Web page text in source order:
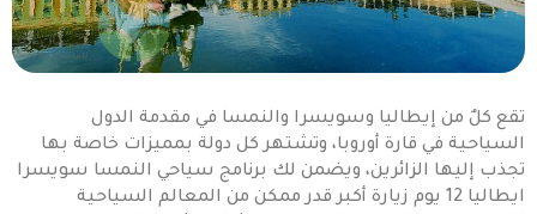
تقع كلٌ من إيطاليا وسويسرا والنمسا في مقدمة الدول
السياحية في قارة أوروبا، وتشتهر كل دولة بمميزات خاصة بها
تجذب إليها الزائرين، ويضمن لك برنامج سياحي النمسا سويسرا
ايطاليا 12 يوم زيارة أكبر قدر ممكن من المعالم السياحية